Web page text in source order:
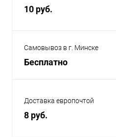
10 руб.
Самовывоз в г. Минске
Бесплатно
Доставка европочтой
8 руб.